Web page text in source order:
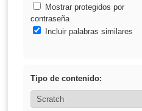
Mostrar protegidos por
contraseña
Incluir palabras similares
Tipo de contenido: